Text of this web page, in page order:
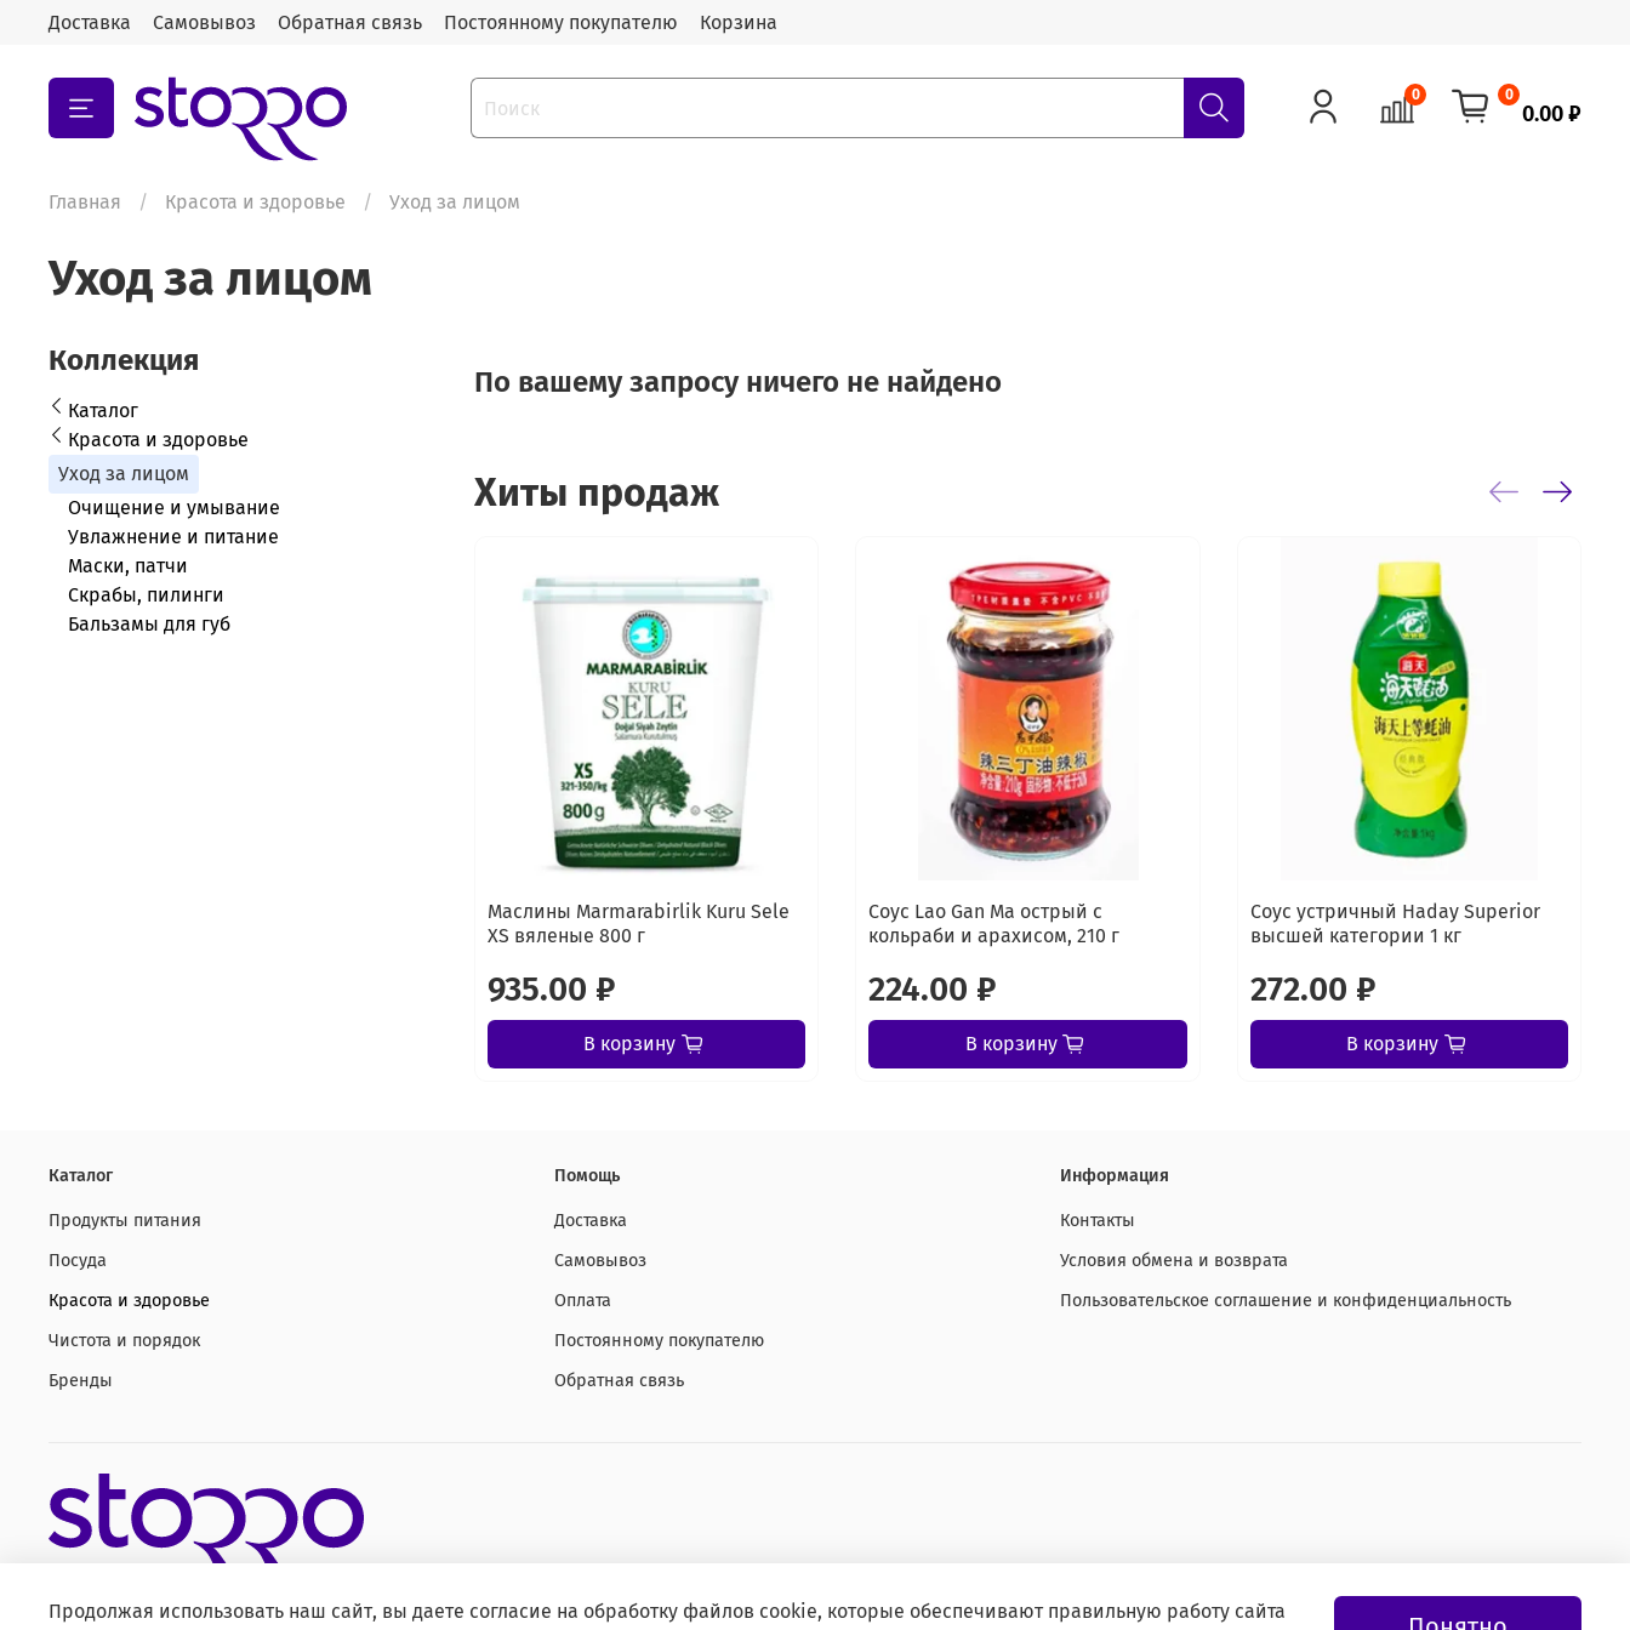
Доставка Самовывоз Обратная связь Постоянному покупателю Корзина
0 0
0.00 ₽
Главная Красота и здоровье Уход за лицом
Уход за лицом
По вашему запросу ничего не найдено
Хиты продаж
Маслины Marmarabirlik Kuru Sele
XS вяленые 800 г
935.00 ₽
В корзину
Соус Lao Gan Ma острый с
кольраби и арахисом, 210 г
224.00 ₽
В корзину
Соус устричный Haday Superior
высшей категории 1 кг
272.00 ₽
В корзину
Коллекция
Каталог
Красота и здоровье
Уход за лицом
Очищение и умывание
Увлажнение и питание
Маски, патчи
Скрабы, пилинги
Бальзамы для губ
Каталог
Продукты питания
Посуда
Красота и здоровье
Чистота и порядок
Бренды
Помощь
Доставка
Самовывоз
Оплата
Постоянному покупателю
Обратная связь
Информация
Контакты
Условия обмена и возврата
Пользовательское соглашение и конфиденциальность
Продолжая использовать наш сайт, вы даете согласие на обработку файлов cookie, которые обеспечивают правильную работу сайта